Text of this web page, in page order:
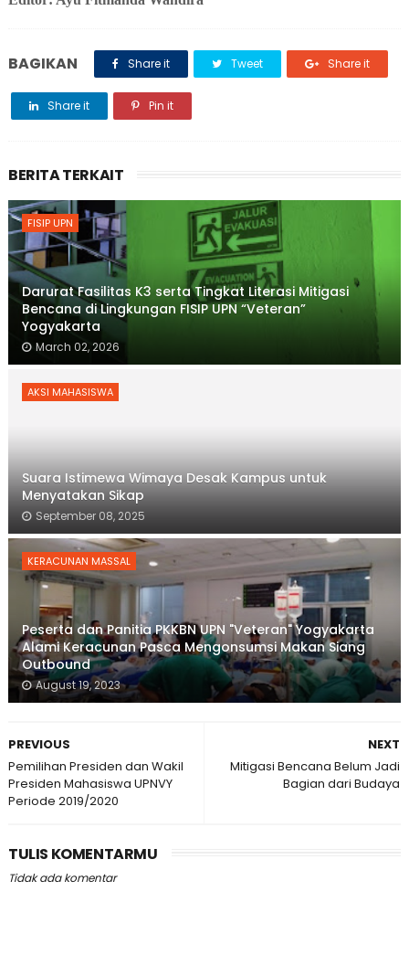
BAGIKAN Share it Tweet Share it
Share it Pin it
BERITA TERKAIT
FISIP UPN
Darurat Fasilitas K3 serta Tingkat Literasi Mitigasi
Bencana di Lingkungan FISIP UPN “Veteran”
Yogyakarta
March 02, 2026
AKSI MAHASISWA
Suara Istimewa Wimaya Desak Kampus untuk
Menyatakan Sikap
September 08, 2025
KERACUNAN MASSAL
Peserta dan Panitia PKKBN UPN "Veteran" Yogyakarta
Alami Keracunan Pasca Mengonsumsi Makan Siang
Outbound
August 19, 2023
NEXT
Mitigasi Bencana Belum Jadi
Bagian dari Budaya
PREVIOUS
Pemilihan Presiden dan Wakil
Presiden Mahasiswa UPNVY
Periode 2019/2020
TULIS KOMENTARMU
Tidak ada komentar